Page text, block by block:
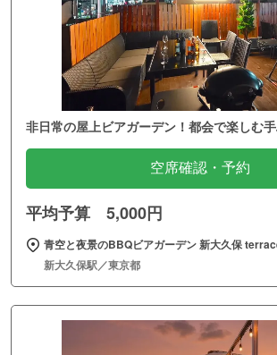
非日常の屋上ビアガーデン！都会で楽しむ
空席確認・予約
平均予算 5,000円
青空と夜景のBBQビアガーデン 新大久保
新大久保駅／東京都